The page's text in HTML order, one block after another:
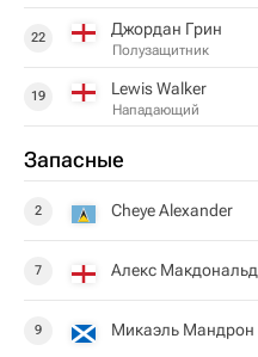
22 Джордан Грин
Полузащитник
19 Lewis Walker
Нападающий
Запасные
2 Cheye Alexander
7 Алекс Макдональд
9 Микаэль Мандрон